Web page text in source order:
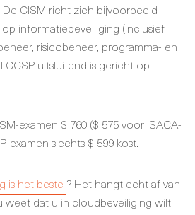
CISM richt zich bijvoorbeeld
informatiebeveiliging (inclusief
risicobeheer, programma- en
uitsluitend is gericht op
examen $ 760 ($ 575 voor ISACA-
examen slechts $ 599 kost.
is het beste ? Het hangt echt af van
weet dat u in cloudbeveiliging wilt